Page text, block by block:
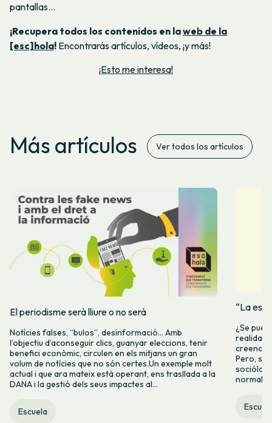
pantallas…
¡Recupera todos los contenidos en laweb de la
[esc]hola! Encontrarás artículos, vídeos, ¡y más!
¡Esto me interesa!
Más artículos Ver todos los artículos
El periodisme serà lliure o no serà
Notícies falses, “bulos”, desinformació… Amb
l’objectiu d’aconseguir clics, guanyar eleccions, tenir
benefici econòmic, circulen en els mitjans un gran
volum de notícies que no són certes.Un exemple molt
actual i que ara mateix està operant, ens trasllada a la
DANA i la gestió dels seus impactes al...
Escuela
“La
¿Se
realidad
creencia
Pero,